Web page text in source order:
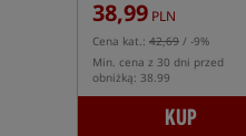
38,99 PLN
Cena kat.: 42,69 / -9%
Min. cena z 30 dni przed
obniżką: 38.99
KUP